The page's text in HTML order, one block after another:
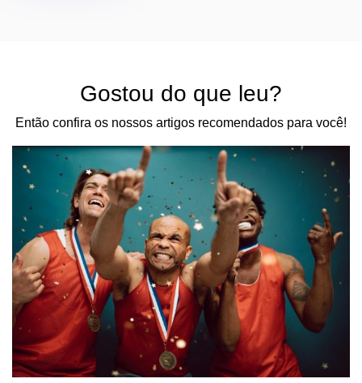
Gostou do que leu?
Então confira os nossos artigos recomendados para você!